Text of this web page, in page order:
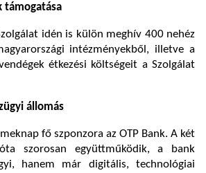
támogatása
idén is külön meghív 400 nehéz
intézményekből, illetve a
étkezési költségeit a Szolgálat
állomás
fő szponzora az OTP Bank. A két
szorosan együttműködik, a bank
hanem már digitális, technológiai